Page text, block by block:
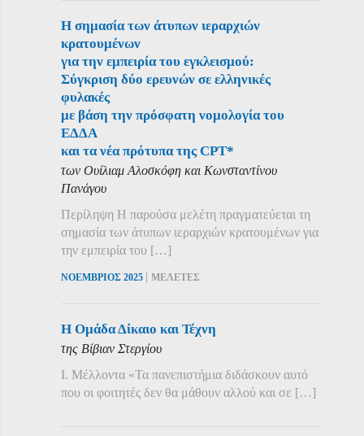
Η σημασία των άτυπων ιεραρχιών
κρατουμένων
για την εμπειρία του εγκλεισμού:
Σύγκριση δύο ερευνών σε ελληνικές
φυλακές
με βάση την πρόσφατη νομολογία του
ΕΔΔΑ
και τα νέα πρότυπα της CPT*
των Ουίλιαμ Αλοσκόφη και Κωνσταντίνου
Πανάγου
Περίληψη Η παρούσα μελέτη πραγματεύεται τη
σημασία των άτυπων ιεραρχιών κρατουμένων για
την εμπειρία του […]
ΝΟΕΜΒΡΙΟΣ 2025 | ΜΕΛΕΤΕΣ
Η Ομάδα Δίκαιο και Τέχνη
της Βίβιαν Στεργίου
Ι. Μέλλοντα «Τα πανεπιστήμια διδάσκουν αυτό
που οι φοιτητές δεν θα μάθουν αλλού και σε […]